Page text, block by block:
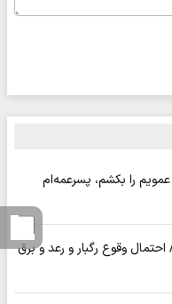
را بکشم، پسرعمه‌ام
وقوع رگبار و رعد و برق